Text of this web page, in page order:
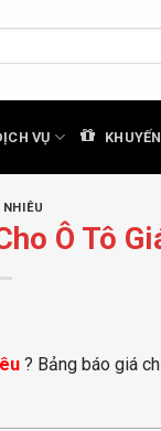
VỤ
NHIÊU
Ô Tô
? Bảng báo giá